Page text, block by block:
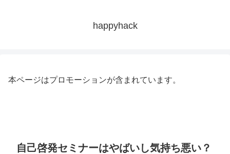
happyhack
本ページはプロモーションが含まれています。
自己啓発セミナーはやばいし気持ち悪い？